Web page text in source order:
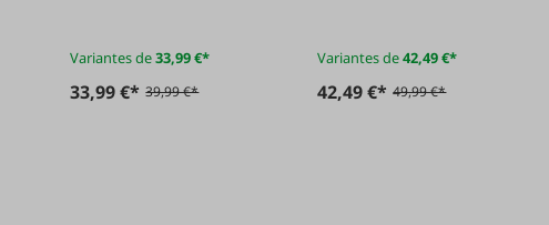
Variantes de33,99 €*
33,99 €* 39,99 €*
Variantes de42,49 €*
42,49 €* 49,99 €*